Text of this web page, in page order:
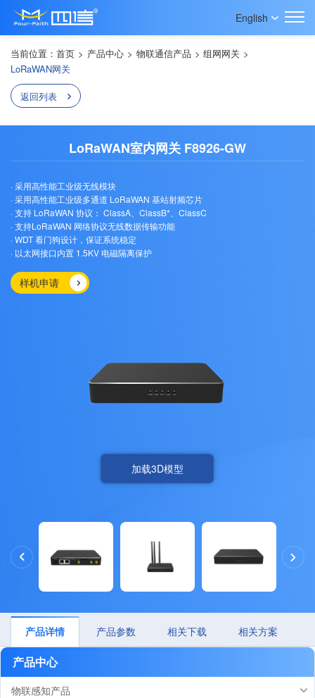
English
当前位置： 首页 > 产品中心 > 物联通信产品 > 组网网关 >
LoRaWAN网关
返回列表
LoRaWAN室内网关 F8926-GW
· 采用高性能工业级无线模块
· 采用高性能工业级多通道 LoRaWAN 基站射频芯片
· 支持 LoRaWAN 协议： ClassA、ClassB*、ClassC
· 支持LoRaWAN 网络协议无线数据传输功能
· WDT 看门狗设计，保证系统稳定
· 以太网接口内置 1.5KV 电磁隔离保护
样机申请
加载3D模型
产品详情 产品参数 相关下载 相关方案
产品中心
物联感知产品